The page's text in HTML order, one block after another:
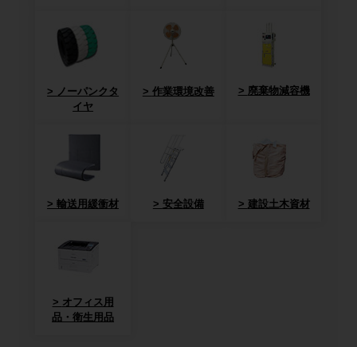
ノーパンクタ
イヤ
作業環境改善 廃棄物減容機
輸送用緩衝材 安全設備 建設土木資材
オフィス用
品・衛生用品